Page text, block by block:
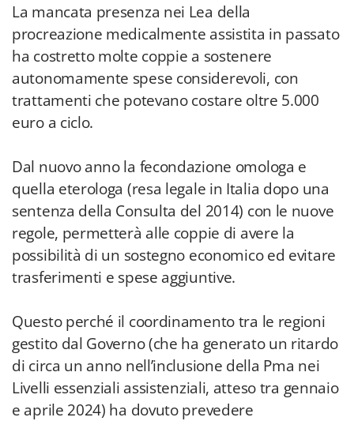
La mancata presenza nei Lea della
procreazione medicalmente assistita in passato
ha costretto molte coppie a sostenere
autonomamente spese considerevoli, con
trattamenti che potevano costare oltre 5.000
euro a ciclo.
Dal nuovo anno la fecondazione omologa e
quella eterologa (resa legale in Italia dopo una
sentenza della Consulta del 2014) con le nuove
regole, permetterà alle coppie di avere la
possibilità di un sostegno economico ed evitare
trasferimenti e spese aggiuntive.
Questo perché il coordinamento tra le regioni
gestito dal Governo (che ha generato un ritardo
di circa un anno nell’inclusione della Pma nei
Livelli essenziali assistenziali, atteso tra gennaio
e aprile 2024) ha dovuto prevedere